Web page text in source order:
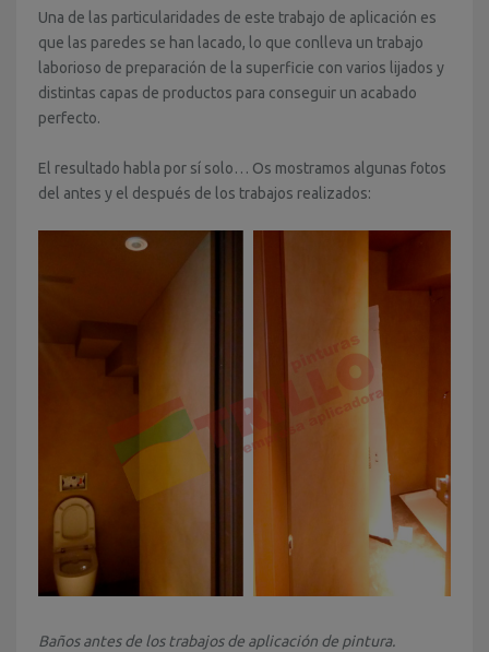
Una de las particularidades de este trabajo de aplicación es
que las paredes se han lacado, lo que conlleva un trabajo
laborioso de preparación de la superficie con varios lijados y
distintas capas de productos para conseguir un acabado
perfecto.
El resultado habla por sí solo… Os mostramos algunas fotos
del antes y el después de los trabajos realizados:
Baños antes de los trabajos de aplicación de pintura.